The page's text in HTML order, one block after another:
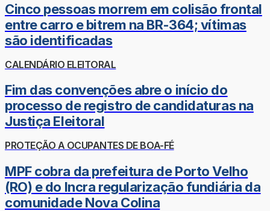
Cinco pessoas morrem em colisão frontal
entre carro e bitrem na BR-364; vítimas
são identificadas
CALENDÁRIO ELEITORAL
Fim das convenções abre o início do
processo de registro de candidaturas na
Justiça Eleitoral
PROTEÇÃO A OCUPANTES DE BOA-FÉ
MPF cobra da prefeitura de Porto Velho
(RO) e do Incra regularização fundiária da
comunidade Nova Colina